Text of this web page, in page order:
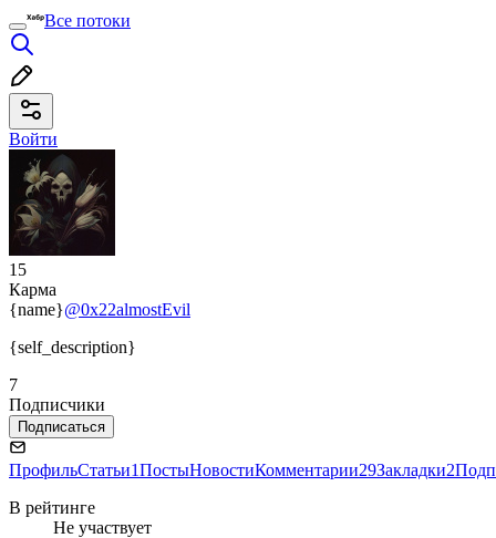
Все потоки
Войти
15
Карма
{name}@0x22almostEvil
{self_description}
7
Подписчики
Подписаться
ПрофильСтатьи1ПостыНовостиКомментарии29Закладки2
В рейтинге
Не участвует